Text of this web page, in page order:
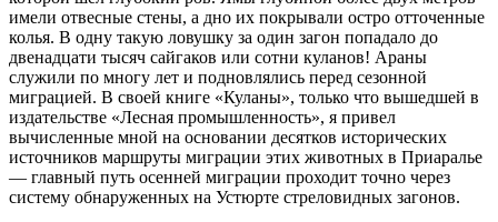
имели отвесные стены, а дно их покрывали остро отточенные
колья. В одну такую ловушку за один загон попадало до
двенадцати тысяч сайгаков или сотни куланов! Араны
служили по многу лет и подновлялись перед сезонной
миграцией. В своей книге «Куланы», только что вышедшей в
издательстве «Лесная промышленность», я привел
вычисленные мной на основании десятков исторических
источников маршруты миграции этих животных в Приаралье
— главный путь осенней миграции проходит точно через
систему обнаруженных на Устюрте стреловидных загонов.